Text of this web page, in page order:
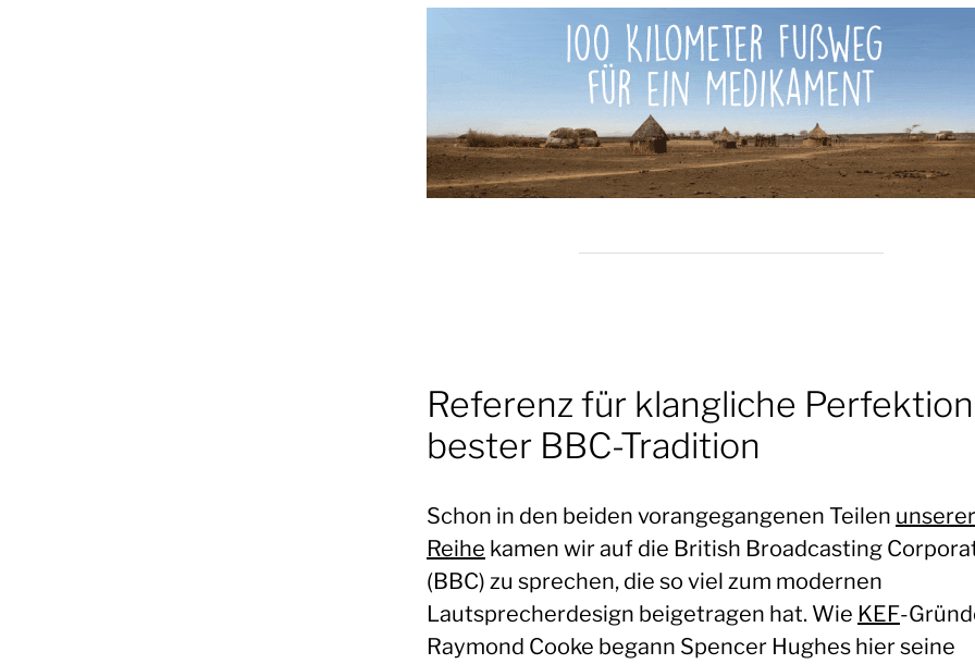
Referenz für klangliche
bester BBC-Tradition
Schon in den beiden vorangegangenen Teilen unserer
Reihe kamen wir auf die British Broadcasting
(BBC) zu sprechen, die so viel zum modernen
Lautsprecherdesign beigetragen hat. Wie KEF-
Raymond Cooke begann Spencer Hughes hier seine